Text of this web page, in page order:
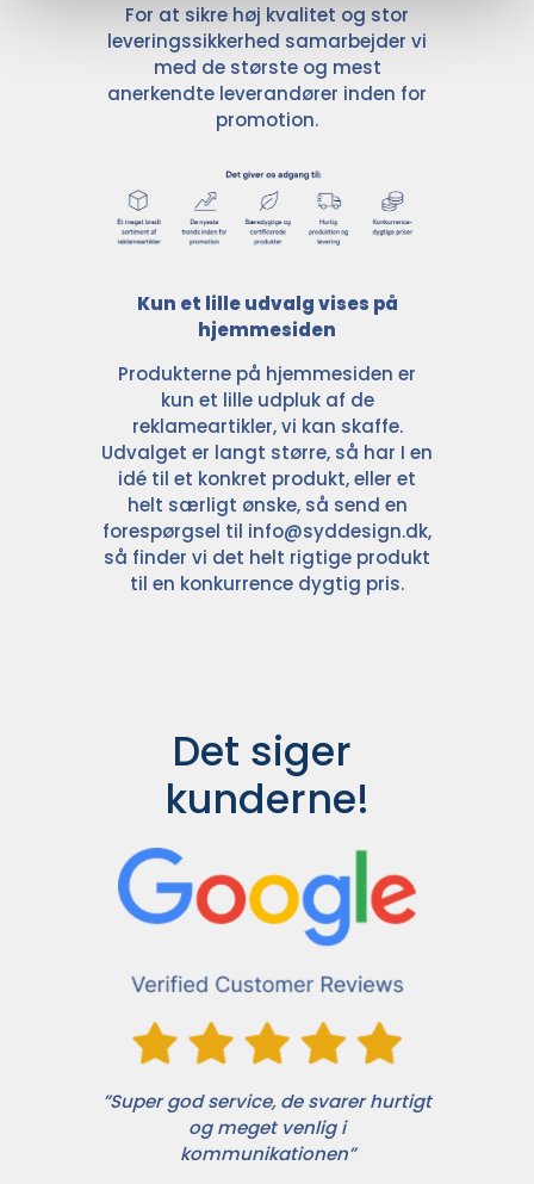
For at sikre høj kvalitet og stor
leveringssikkerhed samarbejder vi
med de største og mest
anerkendte leverandører inden for
promotion.
Kun et lille udvalg vises på
hjemmesiden
Produkterne på hjemmesiden er
kun et lille udpluk af de
reklameartikler, vi kan skaffe.
Udvalget er langt større, så har I en
idé til et konkret produkt, eller et
helt særligt ønske, så send en
forespørgsel til info@syddesign.dk,
så finder vi det helt rigtige produkt
til en konkurrence dygtig pris.
Det siger
kunderne!
”Super god service, de svarer hurtigt
og meget venlig i
kommunikationen”